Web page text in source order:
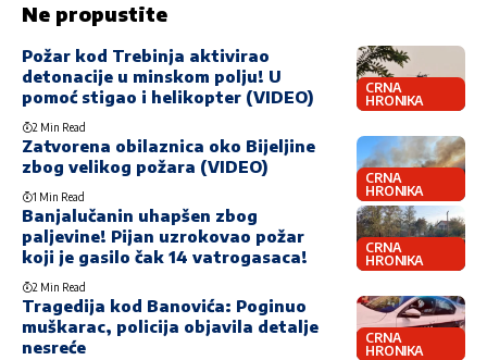
Ne propustite
CRNA
HRONIKA
Požar kod Trebinja aktivirao
detonacije u minskom polju! U
pomoć stigao i helikopter (VIDEO)
2 Min Read
CRNA
HRONIKA
Zatvorena obilaznica oko Bijeljine
zbog velikog požara (VIDEO)
1 Min Read
CRNA
HRONIKA
Banjalučanin uhapšen zbog
paljevine! Pijan uzrokovao požar
koji je gasilo čak 14 vatrogasaca!
2 Min Read
CRNA
HRONIKA
Tragedija kod Banovića: Poginuo
muškarac, policija objavila detalje
nesreće